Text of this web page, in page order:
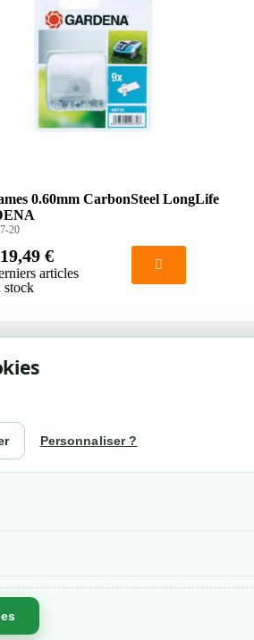
Personnaliser ?
0.60mm CarbonSteel LongLife
20
19,49 €
articles
stock
nous
site
légales